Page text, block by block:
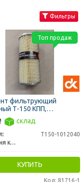
Фильтры
фильтрующий
Т-150 КПП,
МТЗ метал.
(ДК)
склад
Т150-1012040
Дорожня карта
КУПИТЬ
Код: 81716-1
Топ продаж